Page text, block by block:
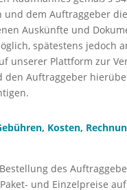
und dem Auftraggeber die
Auskünfte und
spätestens jedoch
unserer Plattform zur
den Auftraggeber
Kosten,
des
und Einzelpreise